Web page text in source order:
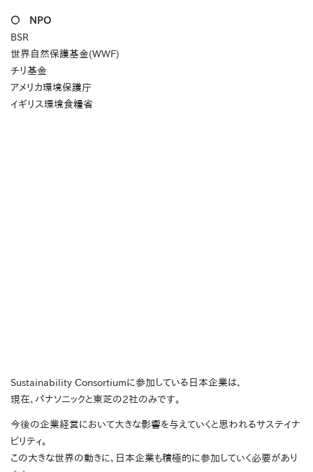
〇 NPO
BSR
世界自然保護基金(WWF)
チリ基金
アメリカ環境保護庁
イギリス環境食糧省
Sustainability Consortiumに参加している日本企業は、
現在、パナソニックと東芝の2社のみです。
今後の企業経営において大きな影響を与えていくと思われるサステイナ
ビリティ。
この大きな世界の動きに、日本企業も積極的に参加していく必要があり